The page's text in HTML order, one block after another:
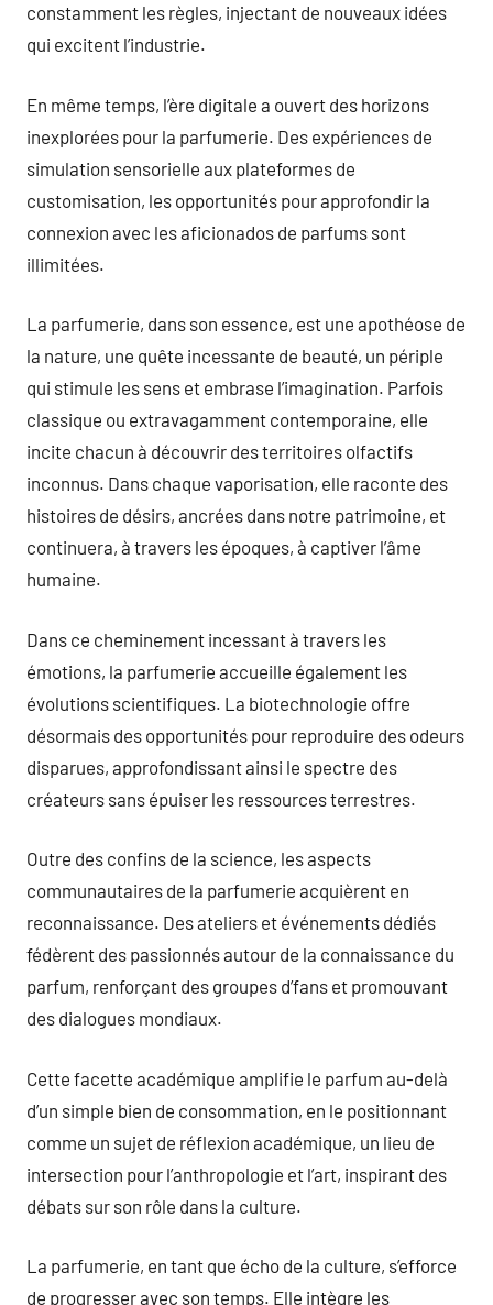
constamment les règles, injectant de nouveaux idées
qui excitent l’industrie.
En même temps, l’ère digitale a ouvert des horizons
inexplorées pour la parfumerie. Des expériences de
simulation sensorielle aux plateformes de
customisation, les opportunités pour approfondir la
connexion avec les aficionados de parfums sont
illimitées.
La parfumerie, dans son essence, est une apothéose de
la nature, une quête incessante de beauté, un périple
qui stimule les sens et embrase l’imagination. Parfois
classique ou extravagamment contemporaine, elle
incite chacun à découvrir des territoires olfactifs
inconnus. Dans chaque vaporisation, elle raconte des
histoires de désirs, ancrées dans notre patrimoine, et
continuera, à travers les époques, à captiver l’âme
humaine.
Dans ce cheminement incessant à travers les
émotions, la parfumerie accueille également les
évolutions scientifiques. La biotechnologie offre
désormais des opportunités pour reproduire des odeurs
disparues, approfondissant ainsi le spectre des
créateurs sans épuiser les ressources terrestres.
Outre des confins de la science, les aspects
communautaires de la parfumerie acquièrent en
reconnaissance. Des ateliers et événements dédiés
fédèrent des passionnés autour de la connaissance du
parfum, renforçant des groupes d’fans et promouvant
des dialogues mondiaux.
Cette facette académique amplifie le parfum au-delà
d’un simple bien de consommation, en le positionnant
comme un sujet de réflexion académique, un lieu de
intersection pour l’anthropologie et l’art, inspirant des
débats sur son rôle dans la culture.
La parfumerie, en tant que écho de la culture, s’efforce
de progresser avec son temps. Elle intègre les